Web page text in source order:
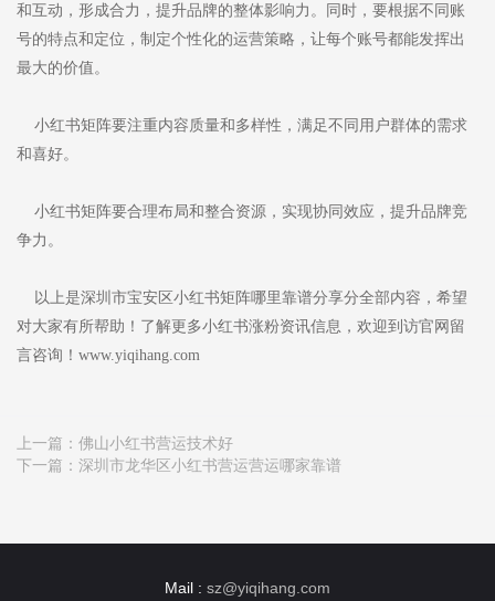
和互动，形成合力，提升品牌的整体影响力。同时，要根据不同账
号的特点和定位，制定个性化的运营策略，让每个账号都能发挥出
最大的价值。
小红书矩阵要注重内容质量和多样性，满足不同用户群体的需求
和喜好。
小红书矩阵要合理布局和整合资源，实现协同效应，提升品牌竞
争力。
以上是深圳市宝安区小红书矩阵哪里靠谱分享分全部内容，希望
对大家有所帮助！了解更多小红书涨粉资讯信息，欢迎到访官网留
言咨询！www.yiqihang.com
上一篇： 佛山小红书营运技术好
下一篇： 深圳市龙华区小红书营运营运哪家靠谱
Mail : sz@yiqihang.com